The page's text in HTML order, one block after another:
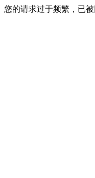
您的请求过于频繁，已